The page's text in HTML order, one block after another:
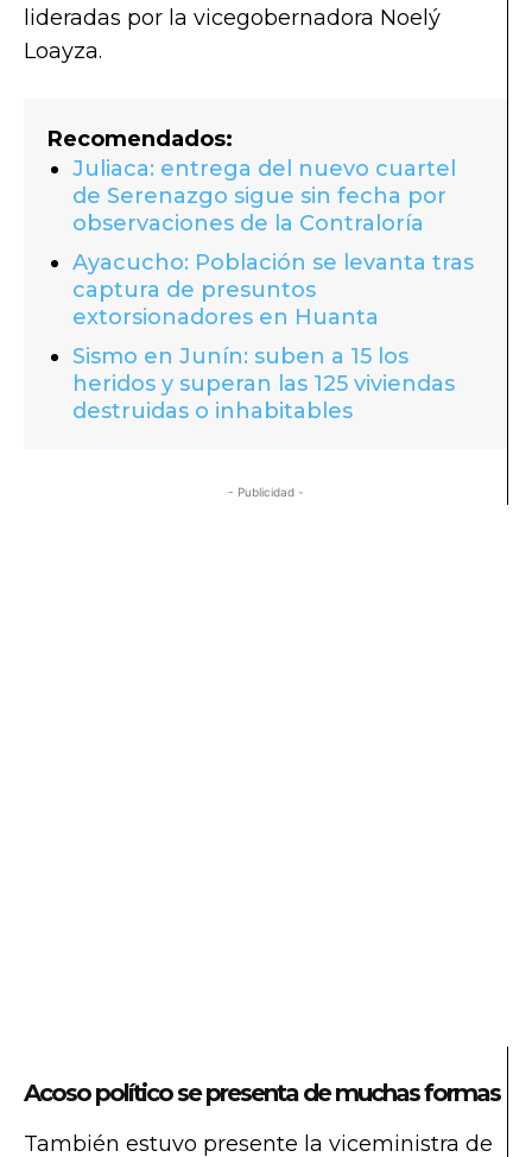
lideradas por la vicegobernadora Noelý
Loayza.
Recomendados:
Juliaca: entrega del nuevo cuartel
de Serenazgo sigue sin fecha por
observaciones de la Contraloría
Ayacucho: Población se levanta tras
captura de presuntos
extorsionadores en Huanta
Sismo en Junín: suben a 15 los
heridos y superan las 125 viviendas
destruidas o inhabitables
- Publicidad -
Acoso político se presenta de muchas formas
También estuvo presente la viceministra de